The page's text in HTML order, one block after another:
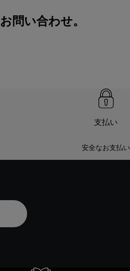
お問い合わせ。
支払い
安全なお支払い